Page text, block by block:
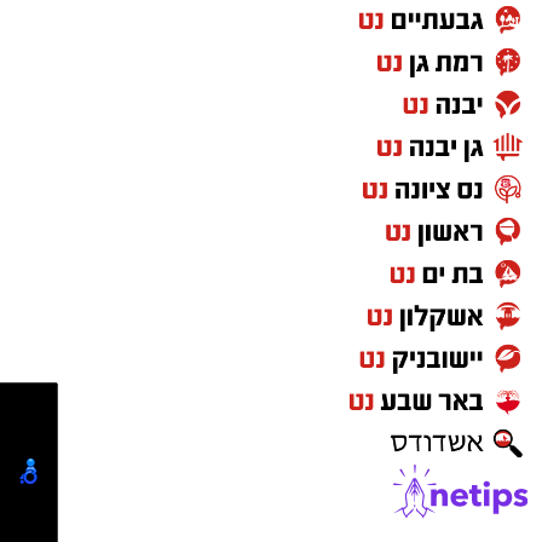
המרדף הדרמטי נמשך גם לאחר שהרכב הנמלט
נעצר; החשוד נמלט מהמקום רגלית, ובמהלך
הפעילות בוצע לעברו ירי שהביא לפציעתו. למרות
הפציעה, הוא המשיך בניסיונות ההימלטות.
בסריקות ממוקדות של כוחות המשטרה אותר
החשוד כשהוא מסתתר בתוך רכב אחר – שאותו
ניסה לגנוב באותם רגעים ממש במטרה להשלים
את הבריחה. מעצרו הוארך מעת לעת עד להגשת
כתב האישום היום, המלמד על ניסיון שיטתי מצדו
לגנוב שלושה כלי רכב שונים באותו היום.
להצטרפות לקבוצות ועדכוני "ירושלים החרדית"